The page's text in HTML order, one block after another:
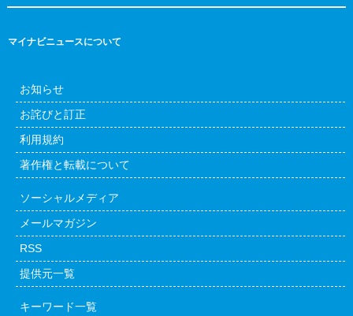
マイナビニュースについて
お知らせ
お詫びと訂正
利用規約
著作権と転載について
ソーシャルメディア
メールマガジン
RSS
提供元一覧
キーワード一覧